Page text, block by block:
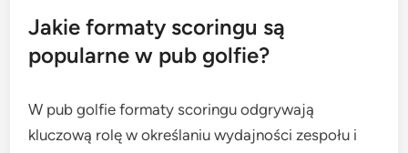
Jakie formaty scoringu są
popularne w pub golfie?
W pub golfie formaty scoringu odgrywają
kluczową rolę w określaniu wydajności zespołu i